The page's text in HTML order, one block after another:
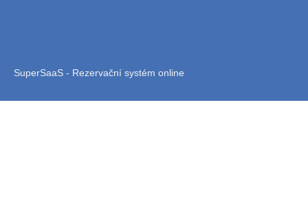
SuperSaaS - Rezervační systém online